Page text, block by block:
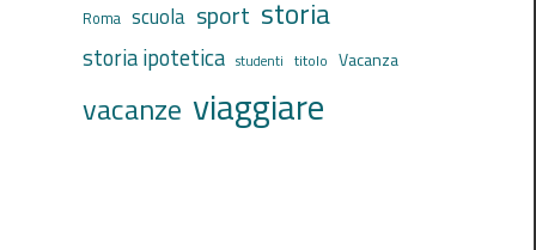
Roma scuola sport storia
storia ipotetica studenti titolo Vacanza
vacanze viaggiare